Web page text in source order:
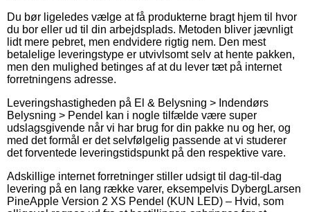
Du bør ligeledes vælge at få produkterne bragt hjem til hvor
du bor eller ud til din arbejdsplads. Metoden bliver jævnligt
lidt mere pebret, men endvidere rigtig nem. Den mest
betalelige leveringstype er utvivlsomt selv at hente pakken,
men den mulighed betinges af at du lever tæt på internet
forretningens adresse.
Leveringshastigheden på El & Belysning > Indendørs
Belysning > Pendel kan i nogle tilfælde være super
udslagsgivende når vi har brug for din pakke nu og her, og
med det formål er det selvfølgelig passende at vi studerer
det forventede leveringstidspunkt på den respektive vare.
Adskillige internet forretninger stiller udsigt til dag-til-dag
levering på en lang række varer, eksempelvis DybergLarsen
PineApple Version 2 XS Pendel (KUN LED) – Hvid, som